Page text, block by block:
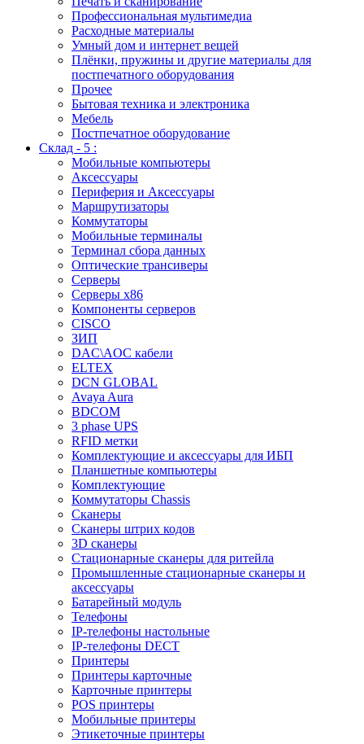
Профессиональная мультимедиа
Расходные материалы
Умный дом и интернет вещей
Плёнки, пружины и другие материалы для
постпечатного оборудования
Прочее
Бытовая техника и электроника
Мебель
Постпечатное оборудование
Склад - 5 :
Мобильные компьютеры
Аксессуары
Периферия и Аксессуары
Маршрутизаторы
Коммутаторы
Мобильные терминалы
Терминал сбора данных
Оптические трансиверы
Серверы
Серверы x86
Компоненты серверов
CISCO
ЗИП
DAC\AOC кабели
ELTEX
DCN GLOBAL
Avaya Aura
BDCOM
3 phase UPS
RFID метки
Комплектующие и аксессуары для ИБП
Планшетные компьютеры
Комплектующие
Коммутаторы Chassis
Сканеры
Сканеры штрих кодов
3D сканеры
Стационарные сканеры для ритейла
Промышленные стационарные сканеры и
аксессуары
Батарейный модуль
Телефоны
IP-телефоны настольные
IP-телефоны DECT
Принтеры
Принтеры карточные
Карточные принтеры
POS принтеры
Мобильные принтеры
Этикеточные принтеры